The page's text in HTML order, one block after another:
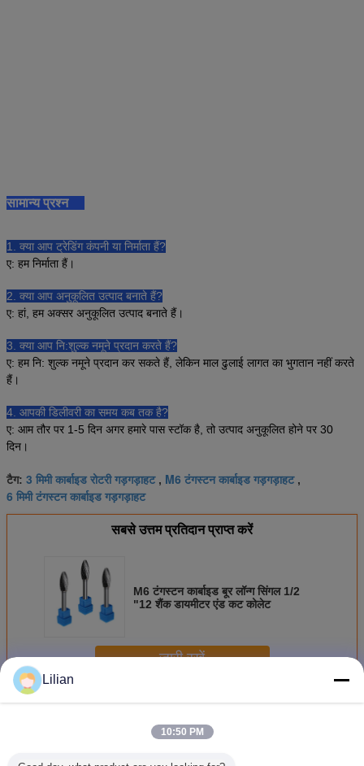
सामान्य प्रश्न
1. क्या आप ट्रेडिंग कंपनी या निर्माता हैं?
ए: हम निर्माता हैं।
2. क्या आप अनुकूलित उत्पाद बनाते हैं?
ए: हां, हम अक्सर अनुकूलित उत्पाद बनाते हैं।
3. क्या आप नि:शुल्क नमूने प्रदान करते हैं?
ए: हम नि: शुल्क नमूने प्रदान कर सकते हैं, लेकिन माल ढुलाई लागत का भुगतान नहीं करते
हैं।
4. आपकी डिलीवरी का समय कब तक है?
ए: आम तौर पर 1-5 दिन अगर हमारे पास स्टॉक है, तो उत्पाद अनुकूलित होने पर 30
दिन।
टैग: 3 मिमी कार्बाइड रोटरी गड़गड़ाहट, M6 टंगस्टन कार्बाइड गड़गड़ाहट,
6 मिमी टंगस्टन कार्बाइड गड़गड़ाहट
सबसे उत्तम प्रतिदान प्राप्त करें
M6 टंगस्टन कार्बाइड बूर लॉन्ग सिंगल 1/2
"12 शैंक डायमीटर एंड कट कोलेट
जारी रखें
अधिककार्बाइड रोटरी बूर
Lilian
10:50 PM